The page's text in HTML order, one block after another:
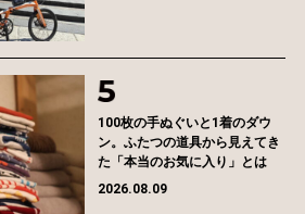
100枚の手ぬぐいと1着のダウ
ン。ふたつの道具から見えてき
た「本当のお気に入り」とは
2026.08.09